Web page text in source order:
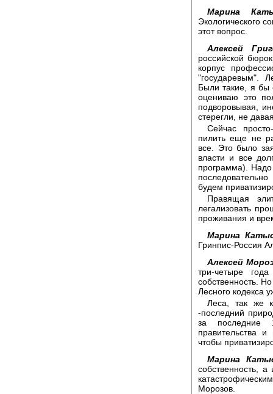
Марина
Экологического
этот вопрос.
Алексей
российской
корпус
"государевым".
Были такие, я бы
оцениваю это
подворовывая,
стерегли, не
Сейчас
пилить еще не
все. Это было
власти и все
программа). Надо
будем
Правящая
легализовать
проживания и
Марина
Гринпис-Россия
Алексей
три-четыре
собственность.
Лесного кодекса
Леса, так же
-последний
за последние
правительства
чтобы
Марина
собственность,
Морозов.